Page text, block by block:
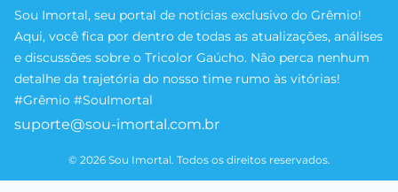
Sou Imortal, seu portal de notícias exclusivo do Grêmio!
Aqui, você fica por dentro de todas as atualizações, análises
e discussões sobre o Tricolor Gaúcho. Não perca nenhum
detalhe da trajetória do nosso time rumo às vitórias!
#Grêmio #SouImortal
suporte@sou-imortal.com.br
© 2026 Sou Imortal. Todos os direitos reservados.